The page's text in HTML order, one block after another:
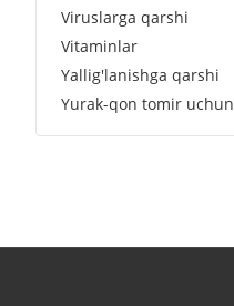
Viruslarga qarshi
Vitaminlar
Yallig'lanishga qarshi
Yurak-qon tomir uchun